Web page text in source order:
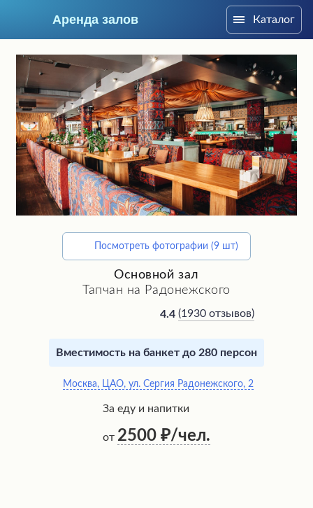
Аренда залов
Подберите мне зал
Каталог
Посмотреть фотографии (9 шт)
Основной зал
Тапчан на Радонежского
4.4 (1930 отзывов)
Вместимость на банкет до 280 персон
Москва, ЦАО, ул. Сергия Радонежского, 2
За еду и напитки
от 2500 /чел.